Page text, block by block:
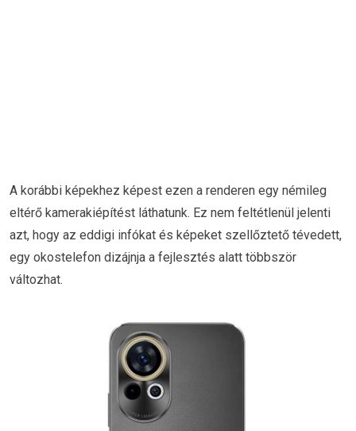
A korábbi képekhez képest ezen a renderen egy némileg
eltérő kamerakiépítést láthatunk. Ez nem feltétlenül jelenti
azt, hogy az eddigi infókat és képeket szellőztető tévedett,
egy okostelefon dizájnja a fejlesztés alatt többször
változhat.